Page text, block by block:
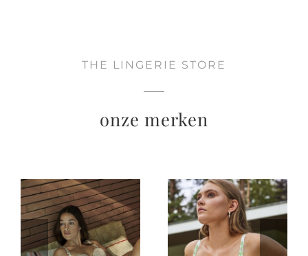
THE LINGERIE STORE
onze merken